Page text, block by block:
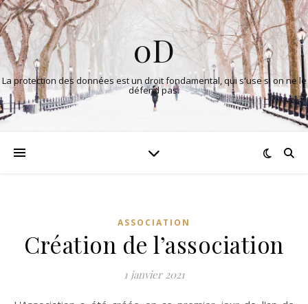
0D
La protection des données est un droit fondamental, qui s'use si on ne le
défend pas.
ASSOCIATION
Création de l’association
1 janvier 2021